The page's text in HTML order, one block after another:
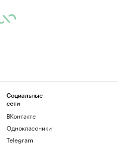
Социальные
сети
ВКонтакте
Одноклассники
Telegram